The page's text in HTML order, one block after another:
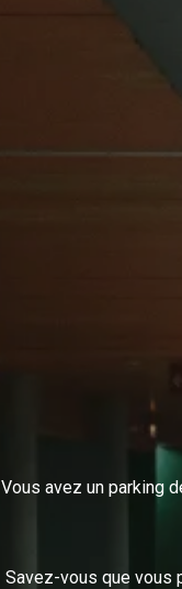
Vous avez un parking
Savez-vous que vous